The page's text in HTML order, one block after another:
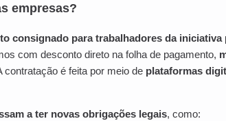
empresas?
consignado para trabalhadores da iniciativa
com desconto direto na folha de pagamento,
contratação é feita por meio de plataformas
a ter novas obrigações legais, como: